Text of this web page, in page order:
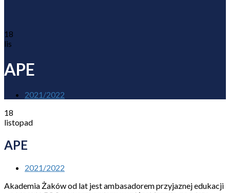
18
lis
APE
2021/2022
18
listopad
APE
2021/2022
Akademia Żaków od lat jest ambasadorem przyjaznej edukacji